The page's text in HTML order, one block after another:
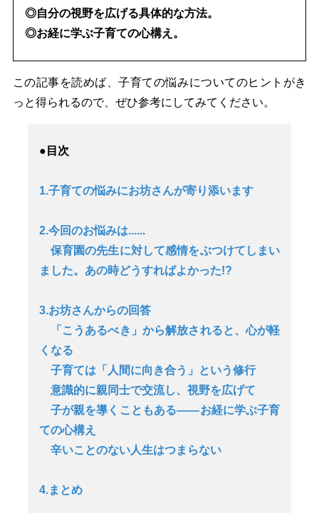
◎自分の視野を広げる具体的な方法。
◎お経に学ぶ子育ての心構え。
この記事を読めば、子育ての悩みについてのヒントがき
っと得られるので、ぜひ参考にしてみてください。
●目次
1.子育ての悩みにお坊さんが寄り添います
2.今回のお悩みは......
保育園の先生に対して感情をぶつけてしまい
ました。あの時どうすればよかった!?
3.お坊さんからの回答
「こうあるべき」から解放されると、心が軽
くなる
子育ては「人間に向き合う」という修行
意識的に親同士で交流し、視野を広げて
子が親を導くこともある――お経に学ぶ子育
ての心構え
辛いことのない人生はつまらない
4.まとめ